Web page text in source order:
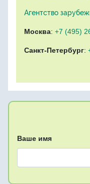
Агентство
Москва: +7 (495)
Санкт-Петербург:
Ваше имя